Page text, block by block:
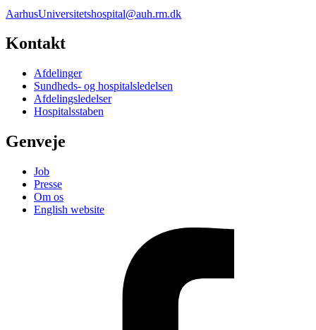
AarhusUniversitetshospital@auh.rm.dk
Kontakt
Afdelinger
Sundheds- og hospitalsledelsen
Afdelingsledelser
Hospitalsstaben
Genveje
Job
Presse
Om os
English website